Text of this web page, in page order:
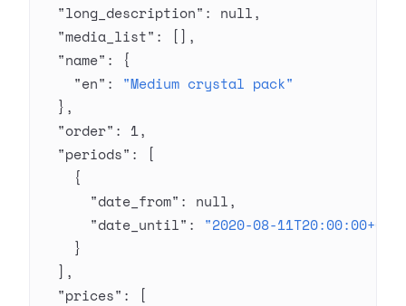
  "long_description"
: null,
  "media_list"
: [],
  "name"
: {
    "en"
: "Medium crystal pack"
  },
  "order"
: 1,
  "periods"
: [
    {
      "date_from"
: null,
      "date_until"
: "2020-08-
    }
  ],
  "prices"
: [